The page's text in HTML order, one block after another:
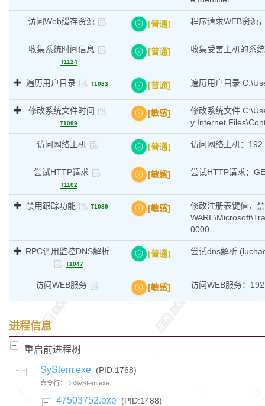
访问Web缓存资源 [普通] 程序请求WEB资源
收集系统时间信息
T1124
[普通] 收集受害主机的系
遍历用户目录 T1083 [普通] 遍历用户目录
修改系统文件时间
T1099
[敏感]
修改系统文件
y Internet
访问网络主机 [普通] 访问网络主机：
尝试HTTP请求
T1102
[敏感] 尝试HTTP请求：
禁用跟踪功能 T1089 [敏感]
修改注册表键值，
0000
RPC调用监控DNS解析
T1047
[普通] 尝试dns解析
访问WEB服务 [敏感] 访问WEB服务：
进程信息
重启前进程树
SyStem.exe (PID:1768)
命令行：D:\SyStem.exe
47503752.exe (PID:1488)